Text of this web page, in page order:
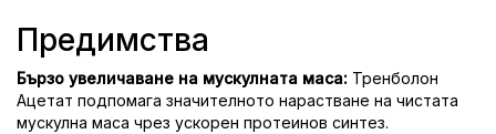
Предимства
Бързо увеличаване на мускулната маса: Тренболон
Ацетат подпомага значителното нарастване на чистата
мускулна маса чрез ускорен протеинов синтез.